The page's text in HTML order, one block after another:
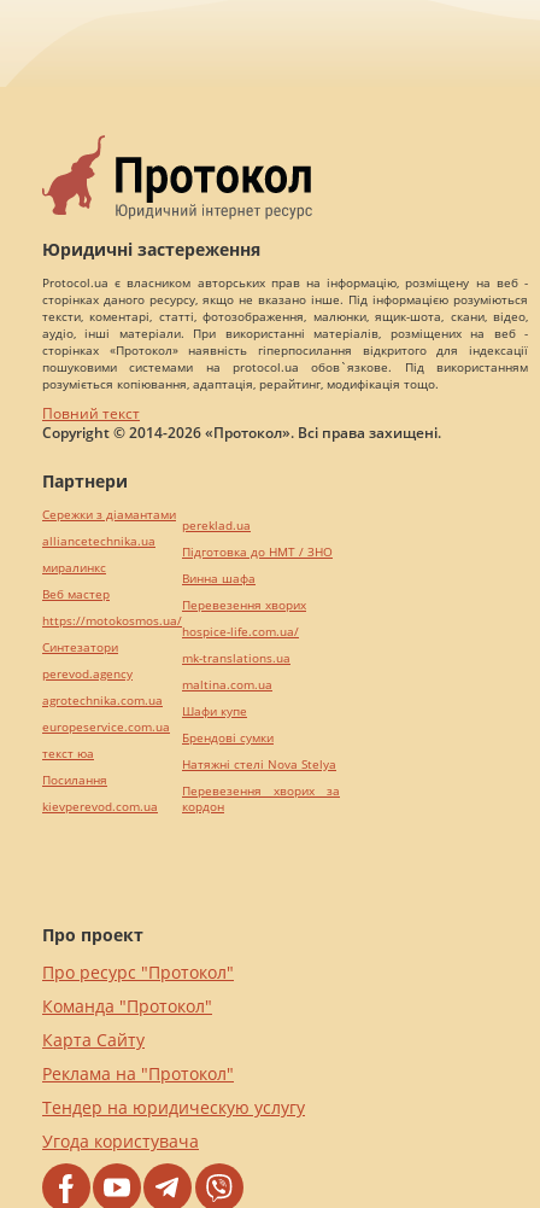
Юридичні застереження
Protocol.ua є власником авторських прав на інформацію, розміщену на веб -
сторінках даного ресурсу, якщо не вказано інше. Під інформацією розуміються
тексти, коментарі, статті, фотозображення, малюнки, ящик-шота, скани, відео,
аудіо, інші матеріали. При використанні матеріалів, розміщених на веб -
сторінках «Протокол» наявність гіперпосилання відкритого для індексації
пошуковими системами на protocol.ua обов`язкове. Під використанням
розуміється копіювання, адаптація, рерайтинг, модифікація тощо.
Повний текст
Copyright © 2014-2026 «Протокол». Всі права захищені.
Про проект
Про ресурс "Протокол"
Команда "Протокол"
Карта Сайту
Реклама на "Протокол"
Тендер на юридическую услугу
Угода користувача
Партнери
Сережки з діамантами
alliancetechnika.ua
миралинкс
Веб мастер
https://motokosmos.ua/
Синтезатори
perevod.agency
agrotechnika.com.ua
europeservice.com.ua
текст юа
Посилання
kievperevod.com.ua
pereklad.ua
Підготовка до НМТ / ЗНО
Винна шафа
Перевезення хворих
hospice-life.com.ua/
mk-translations.ua
maltina.com.ua
Шафи купе
Брендові сумки
Натяжні стелі Nova Stelya
Перевезення хворих за
кордон